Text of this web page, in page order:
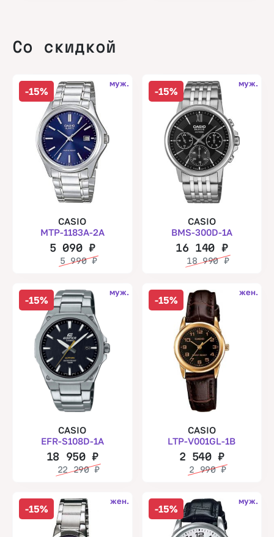
Со скидкой
-15%
муж.
CASIO
MTP-1183A-2A
5 090 ₽
5 990₽
-15%
муж.
CASIO
BMS-300D-1A
16 140 ₽
18 990₽
-15%
муж.
CASIO
EFR-S108D-1A
18 950₽
22 290₽
-15%
жен.
CASIO
LTP-V001GL-1B
2 540₽
2 990₽
-15%
жен.
-15%
муж.